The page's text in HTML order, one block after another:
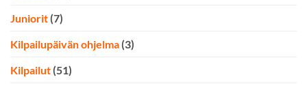
Juniorit (7)
Kilpailupäivän ohjelma (3)
Kilpailut (51)